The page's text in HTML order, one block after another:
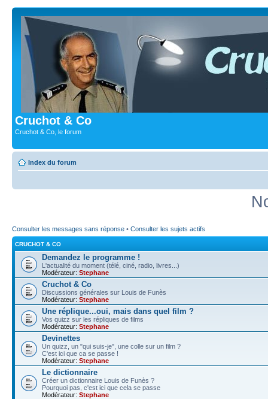
Cruchot & Co
Cruchot & Co, le forum
Index du forum
Consulter les messages sans réponse • Consulter les sujets actifs
CRUCHOT & CO
Demandez le programme !
L'actualité du moment (télé, ciné, radio, livres...)
Modérateur: Stephane
Cruchot & Co
Discussions générales sur Louis de Funès
Modérateur: Stephane
Une réplique...oui, mais dans quel film ?
Vos quizz sur les répliques de films
Modérateur: Stephane
Devinettes
Un quizz, un "qui suis-je", une colle sur un film ?
C'est ici que ca se passe !
Modérateur: Stephane
Le dictionnaire
Créer un dictionnaire Louis de Funès ?
Pourquoi pas, c'est ici que cela se passe
Modérateur: Stephane